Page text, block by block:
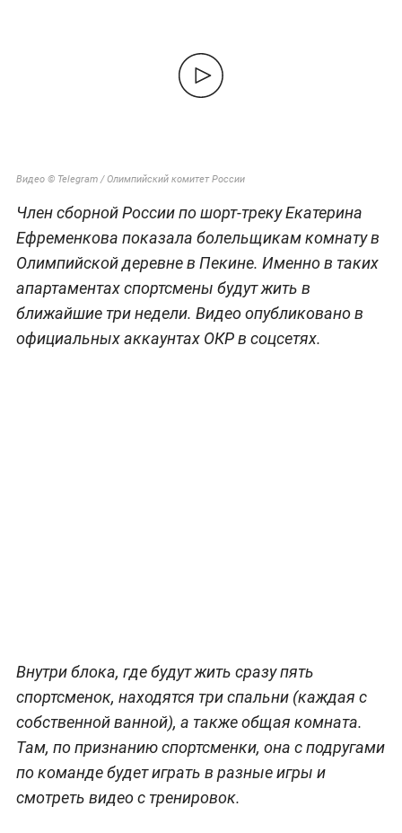
Видео © Telegram / Олимпийский комитет России
Член сборной России по шорт-треку Екатерина
Ефременкова показала болельщикам комнату в
Олимпийской деревне в Пекине. Именно в таких
апартаментах спортсмены будут жить в
ближайшие три недели. Видео опубликовано в
официальных аккаунтах ОКР в соцсетях.
Внутри блока, где будут жить сразу пять
спортсменок, находятся три спальни (каждая с
собственной ванной), а также общая комната.
Там, по признанию спортсменки, она с подругами
по команде будет играть в разные игры и
смотреть видео с тренировок.